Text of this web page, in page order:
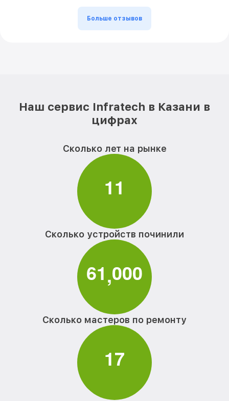
Больше отзывов
Наш сервис Infratech в Казани в
цифрах
Сколько лет на рынке
11
Сколько устройств починили
61,000
Сколько мастеров по ремонту
17